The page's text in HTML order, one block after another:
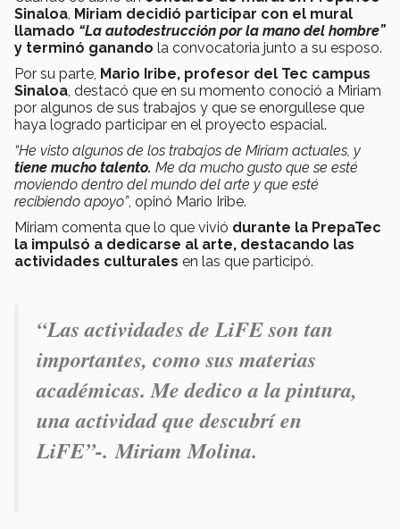
Sinaloa, Miriam decidió participar con el mural
llamado “La autodestrucción por la mano del hombre”
y terminó ganando la convocatoria junto a su esposo.
Por su parte, Mario Iribe, profesor del Tec campus
Sinaloa, destacó que en su momento conoció a Miriam
por algunos de sus trabajos y que se enorgullese que
haya logrado participar en el proyecto espacial.
“He visto algunos de los trabajos de Miriam actuales, y
tiene mucho talento. Me da mucho gusto que se esté
moviendo dentro del mundo del arte y que esté
recibiendo apoyo”, opinó Mario Iribe.
Miriam comenta que lo que vivió durante la PrepaTec
la impulsó a dedicarse al arte, destacando las
actividades culturales en las que participó.
“Las actividades de LiFE son tan
importantes, como sus materias
académicas. Me dedico a la pintura,
una actividad que descubrí en
LiFE”-.Miriam Molina.